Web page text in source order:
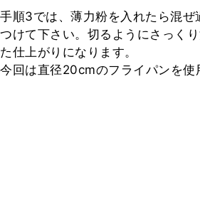
手順3では、薄力粉を入れたら混ぜ
つけて下さい。切るようにさっく
た仕上がりになります。
今回は直径20cmのフライパンを使